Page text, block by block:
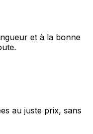
et à la bonne
au juste prix, sans